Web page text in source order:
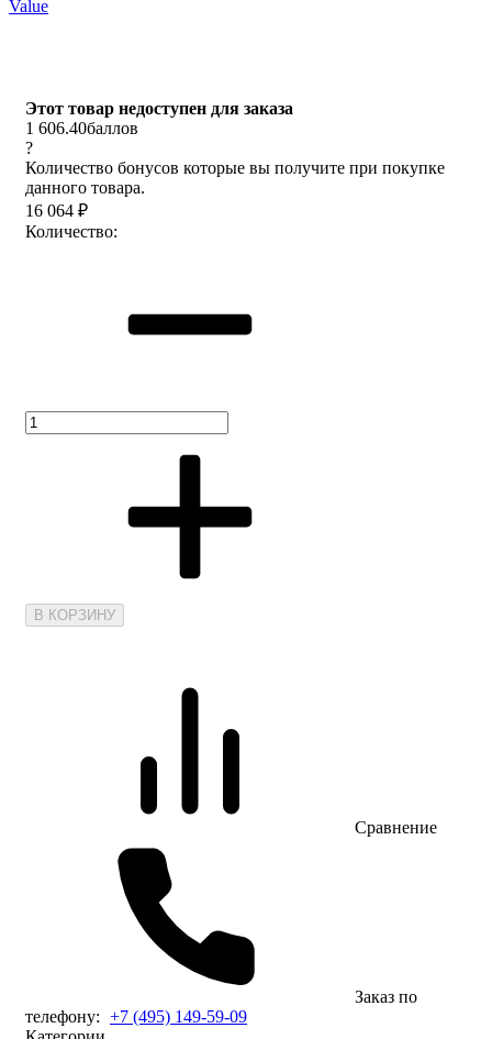
Value
Этот товар недоступен для заказа
1 606.40баллов
?
Количество бонусов которые вы получите при покупке
данного товара.
16 064 ₽
Количество:
В КОРЗИНУ
Сравнение
Заказ по
телефону: +7 (495) 149-59-09